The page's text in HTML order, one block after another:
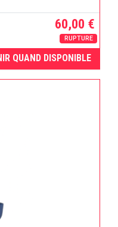
60,00 €
RUPTURE
QUAND DISPONIBLE